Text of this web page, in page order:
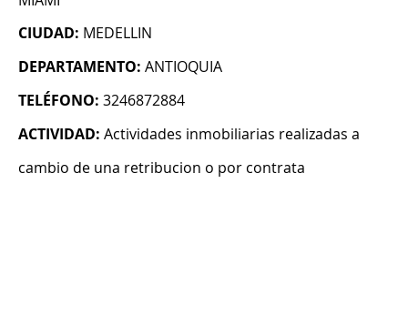
CIUDAD: MEDELLIN
DEPARTAMENTO: ANTIOQUIA
TELÉFONO: 3246872884
ACTIVIDAD: Actividades inmobiliarias realizadas a
cambio de una retribucion o por contrata